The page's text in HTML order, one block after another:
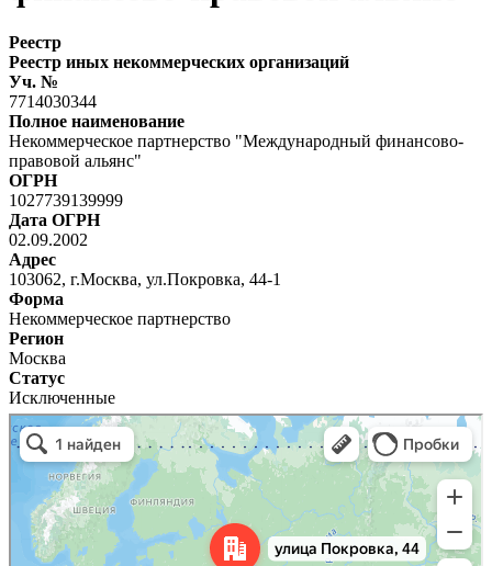
Реестр
Реестр иных некоммерческих организаций
Уч. №
7714030344
Полное наименование
Некоммерческое партнерство "Международный финансово-
правовой альянс"
ОГРН
1027739139999
Дата ОГРН
02.09.2002
Адрес
103062, г.Москва, ул.Покровка, 44-1
Форма
Некоммерческое партнерство
Регион
Москва
Статус
Исключенные